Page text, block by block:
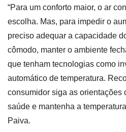
“Para um conforto maior, o ar
escolha. Mas, para impedir o
preciso adequar a capacidade
cômodo, manter o ambiente
que tenham tecnologias como
automático de temperatura.
consumidor siga as orientações
saúde e mantenha a
Paiva.